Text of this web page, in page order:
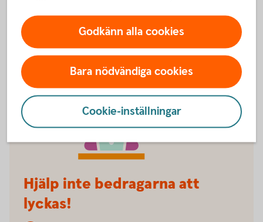
Hjälp inte bedragarna att
lyckas!
Godkänn alla cookies
Bara nödvändiga cookies
Cookie-inställningar